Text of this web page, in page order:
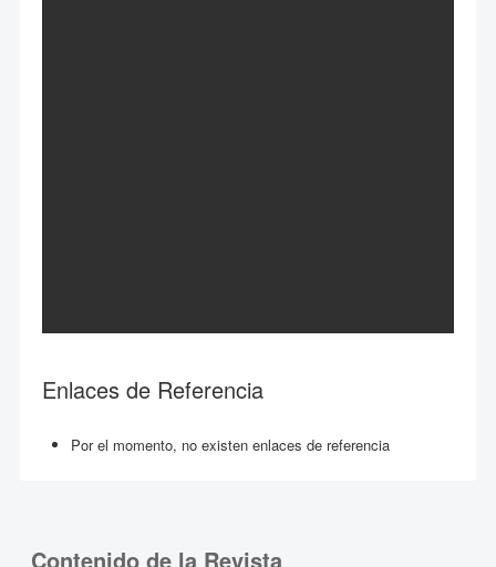
Enlaces de Referencia
Por el momento, no existen enlaces de referencia
Contenido de la Revista